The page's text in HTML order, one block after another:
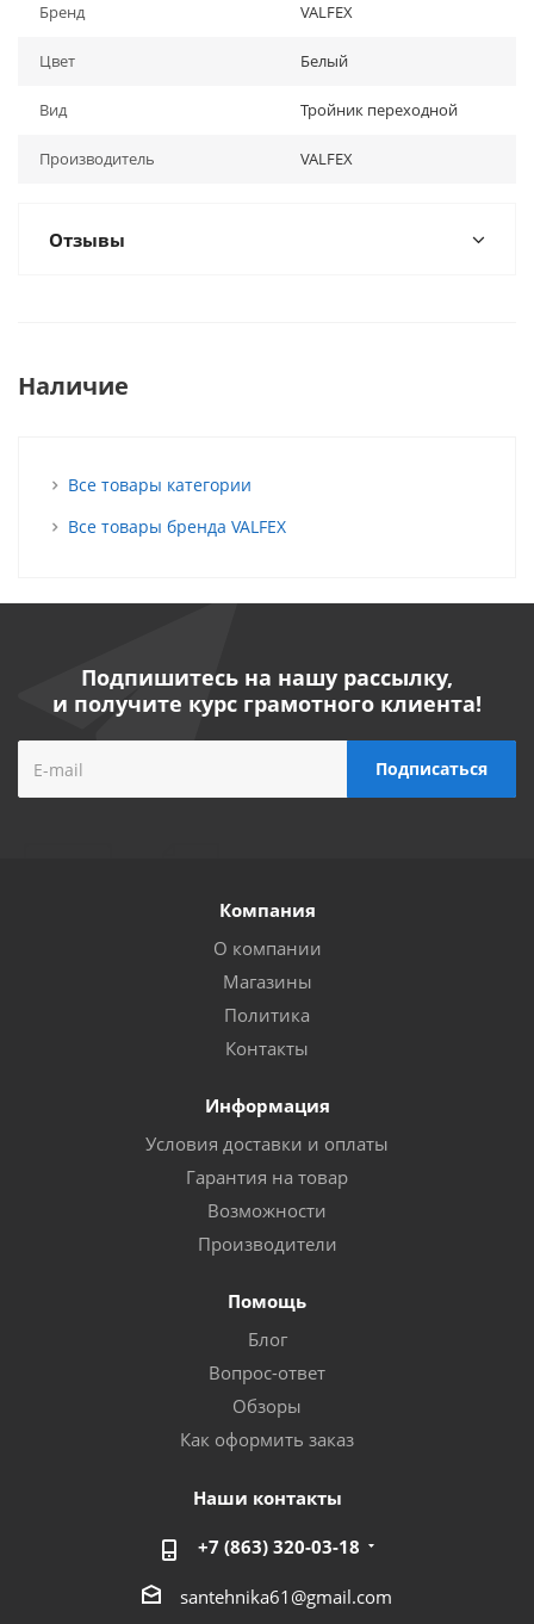
Бренд VALFEX
Цвет Белый
Вид Тройник переходной
Производитель VALFEX
Отзывы
Наличие
Все товары категории
Все товары бренда VALFEX
Подпишитесь на нашу рассылку,
и получите курс грамотного клиента!
Компания
О компании
Магазины
Политика
Контакты
Информация
Условия доставки и оплаты
Гарантия на товар
Возможности
Производители
Помощь
Блог
Вопрос-ответ
Обзоры
Как оформить заказ
Наши контакты
+7 (863) 320-03-18
santehnika61@gmail.com